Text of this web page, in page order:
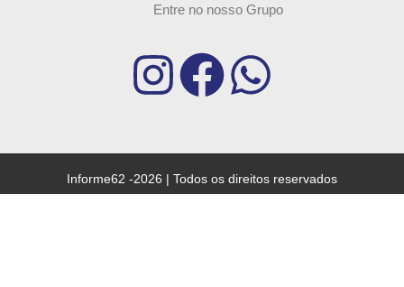
Entre no nosso Grupo
Informe62 -2026 | Todos os direitos reservados